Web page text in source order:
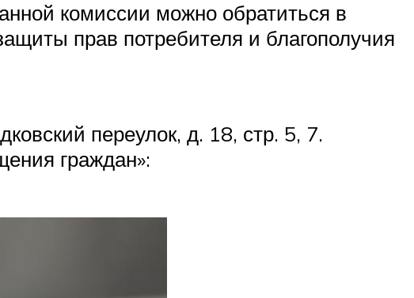
комиссии можно обратиться в
прав потребителя и благополучия
переулок, д. 18, стр. 5, 7.
граждан»: